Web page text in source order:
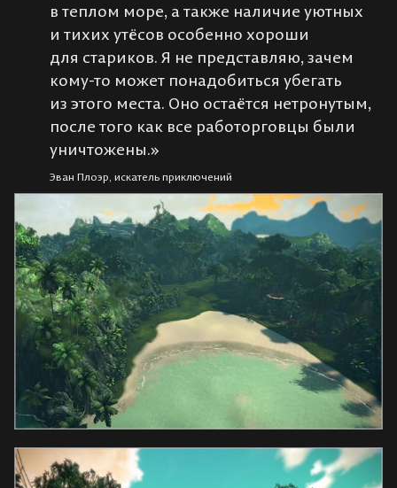
в теплом море, а также наличие уютных
и тихих утёсов особенно хороши
для стариков. Я не представляю, зачем
кому-то может понадобиться убегать
из этого места. Оно остаётся нетронутым,
после того как все работорговцы были
уничтожены.»
Эван Плоэр, искатель приключений